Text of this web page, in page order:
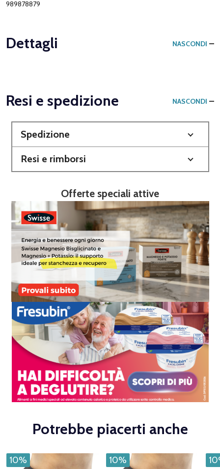
989878879
Dettagli NASCONDI
Resi e spedizione NASCONDI
Spedizione
Resi e rimborsi
Offerte speciali attive
Potrebbe piacerti anche
10% 10%